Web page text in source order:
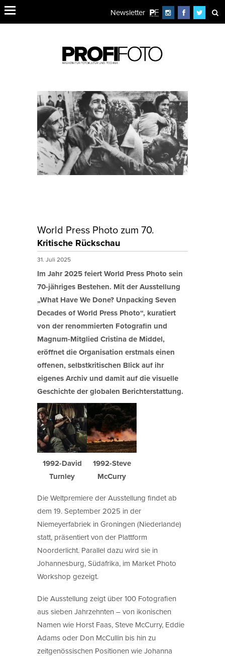
Newsletter
World Press Photo zum 70.
Kritische Rückschau
31. Juli 2025
Im Jahr 2025 feiert World Press Photo sein
70-jähriges Bestehen. Mit der Ausstellung
„What Have We Done? Unpacking Seven
Decades of World Press Photo“, kuratiert
von der renommierten Fotografin und
Magnum-Mitglied Cristina de Middel,
eröffnet die Organisation erstmals einen
offenen, selbstkritischen Blick auf ihr
eigenes Archiv und damit auf die visuelle
Geschichte der globalen Berichterstattung.
1992-David
Turnley
1992-Steve
McCurry
Die Weltpremiere der Ausstellung findet ab
dem 19. September 2025 in der
Niemeyerfabriek in Groningen (Niederlande)
statt, präsentiert von der Plattform
Noorderlicht. Parallel dazu wird sie in
Johannesburg, Südafrika, im Market Photo
Workshop gezeigt.
Die Ausstellung zeigt über 100 Fotografien
aus sieben Jahrzehnten – von ikonischen
Namen wie Horst Faas, Steve McCurry, Eddie
Adams oder Don McCullin bis hin zu
zeitgenössischen Positionen wie Johanna